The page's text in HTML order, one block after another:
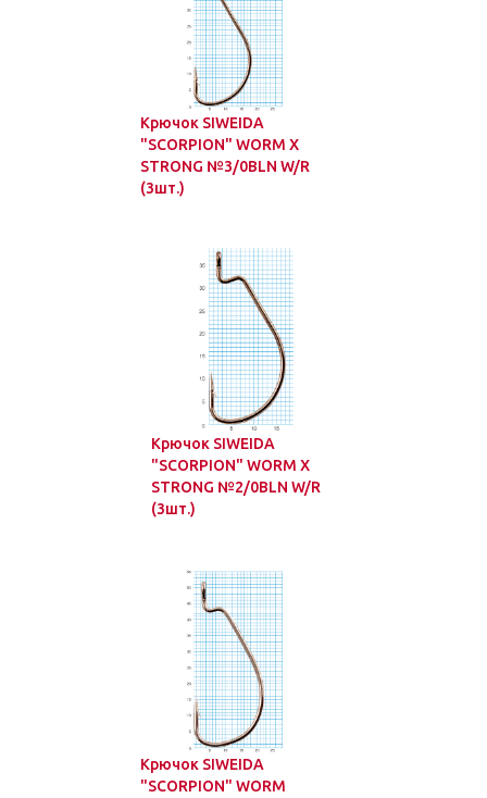
Крючок SIWEIDA
"SCORPION" WORM X
STRONG №3/0BLN W/R
(3шт.)
Крючок SIWEIDA
"SCORPION" WORM X
STRONG №2/0BLN W/R
(3шт.)
Крючок SIWEIDA
"SCORPION" WORM